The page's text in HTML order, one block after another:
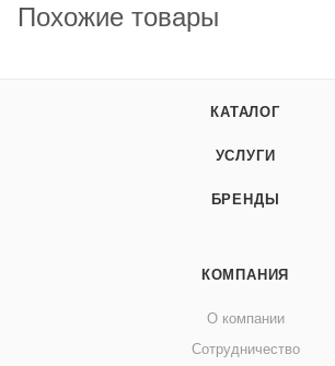
Похожие товары
КАТАЛОГ
УСЛУГИ
БРЕНДЫ
КОМПАНИЯ
О компании
Сотрудничество